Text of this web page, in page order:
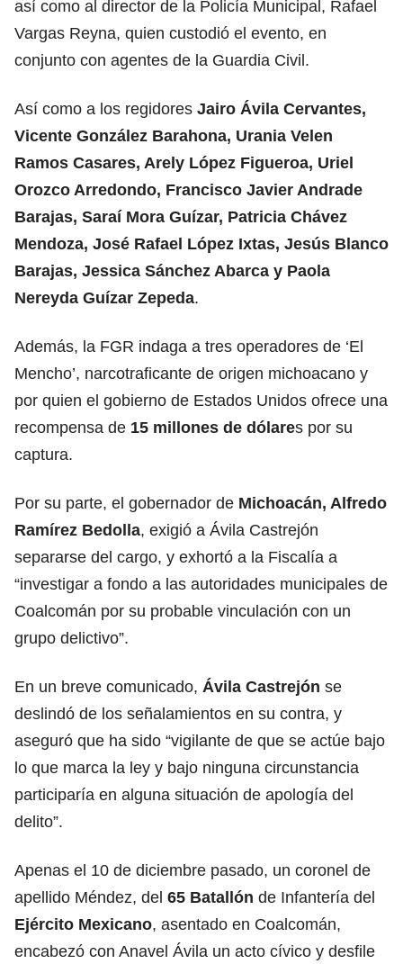
así como al director de la Policía Municipal, Rafael
Vargas Reyna, quien custodió el evento, en
conjunto con agentes de la Guardia Civil.
Así como a los regidores Jairo Ávila Cervantes,
Vicente González Barahona, Urania Velen
Ramos Casares, Arely López Figueroa, Uriel
Orozco Arredondo, Francisco Javier Andrade
Barajas, Saraí Mora Guízar, Patricia Chávez
Mendoza, José Rafael López Ixtas, Jesús Blanco
Barajas, Jessica Sánchez Abarca y Paola
Nereyda Guízar Zepeda.
Además, la FGR indaga a tres operadores de ‘El
Mencho’, narcotraficante de origen michoacano y
por quien el gobierno de Estados Unidos ofrece una
recompensa de 15 millones de dólares por su
captura.
Por su parte, el gobernador de Michoacán, Alfredo
Ramírez Bedolla, exigió a Ávila Castrejón
separarse del cargo, y exhortó a la Fiscalía a
“investigar a fondo a las autoridades municipales de
Coalcomán por su probable vinculación con un
grupo delictivo”.
En un breve comunicado, Ávila Castrejón se
deslindó de los señalamientos en su contra, y
aseguró que ha sido “vigilante de que se actúe bajo
lo que marca la ley y bajo ninguna circunstancia
participaría en alguna situación de apología del
delito”.
Apenas el 10 de diciembre pasado, un coronel de
apellido Méndez, del 65 Batallón de Infantería del
Ejército Mexicano, asentado en Coalcomán,
encabezó con Anavel Ávila un acto cívico y desfile